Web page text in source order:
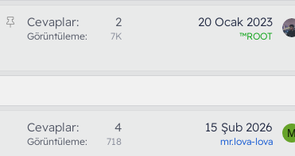
S
Cevaplar 2
Görüntüleme 7K
20 Ocak 2023
™ROOT
Cevaplar 4
Görüntüleme 718
15 Şub 2026
mr.lova-lova